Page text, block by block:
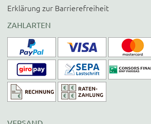
Erklärung zur Barrierefreiheit
ZAHLARTEN